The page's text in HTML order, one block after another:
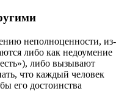
неполноценности, из-
либо как недоумение
либо вызывают
что каждый человек
его достоинства